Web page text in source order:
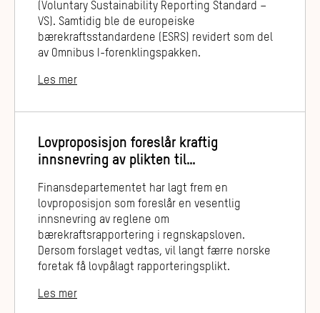
(Voluntary Sustainability Reporting Standard –
VS). Samtidig ble de europeiske
bærekraftsstandardene (ESRS) revidert som del
av Omnibus I-forenklingspakken.
Les mer
Lovproposisjon foreslår kraftig
innsnevring av plikten til
Finansdepartementet har lagt frem en
lovproposisjon som foreslår en vesentlig
innsnevring av reglene om
bærekraftsrapportering i regnskapsloven.
Dersom forslaget vedtas, vil langt færre norske
foretak få lovpålagt rapporteringsplikt.
Les mer